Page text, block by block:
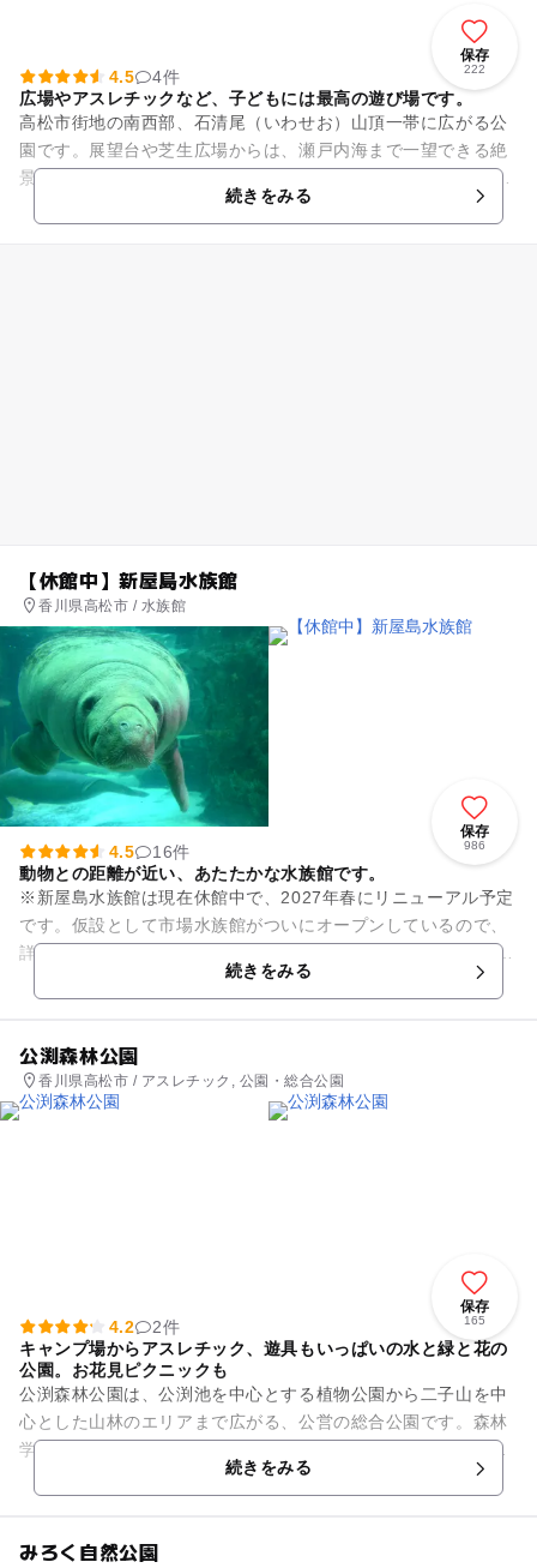
保存
222
4.5
4件
広場やアスレチックなど、子どもには最高の遊び場です。
高松市街地の南西部、石清尾（いわせお）山頂一帯に広がる公
園です。展望台や芝生広場からは、瀬戸内海まで一望できる絶
景が楽しめます。24あるアスレチックコースやキャンプ場、わ
んぱく広場などアウトドア...続きをみる
【休館中】新屋島水族館
香川県高松市 / 水族館
保存
986
4.5
16件
動物との距離が近い、あたたかな水族館です。
※新屋島水族館は現在休館中で、2027年春にリニューアル予定
です。仮設として市場水族館がついにオープンしているので、
詳細はオフィシャルサイトで確認ください。 香川県高松市に位
続きをみる
公渕森林公園
香川県高松市 / アスレチック, 公園・総合公園
保存
165
4.2
2件
キャンプ場からアスレチック、遊具もいっぱいの水と緑と花の
公園。お花見ピクニックも
公渕森林公園は、公渕池を中心とする植物公園から二子山を中
心とした山林のエリアまで広がる、公営の総合公園です。森林
学習展示館、芝生広場やチビッコ広場、アスレチックコースな
どがあり、「水と緑と花の公...続きをみる
みろく自然公園